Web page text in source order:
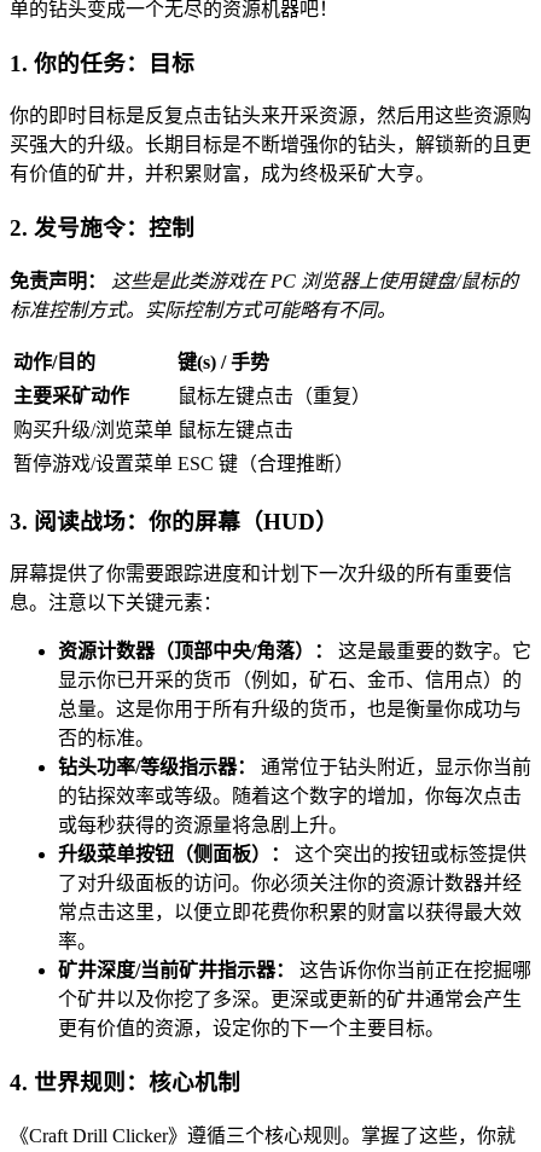
单的钻头变成一个无尽的资源机器吧！
1. 你的任务：目标
你的即时目标是反复点击钻头来开采资源，然后用这些资源购
买强大的升级。长期目标是不断增强你的钻头，解锁新的且更
有价值的矿井，并积累财富，成为终极采矿大亨。
2. 发号施令：控制
免责声明：
这些是此类游戏在 PC 浏览器上使用键盘/鼠标的
标准控制方式。实际控制方式可能略有不同。
动作/目的
键(s) / 手势
主要采矿动作
鼠标左键点击（重复）
购买升级/浏览菜单 鼠标左键点击
暂停游戏/设置菜单 ESC 键（合理推断）
3. 阅读战场：你的屏幕（HUD）
屏幕提供了你需要跟踪进度和计划下一次升级的所有重要信
息。注意以下关键元素：
资源计数器（顶部中央/角落）：
这是最重要的数字。它
显示你已开采的货币（例如，矿石、金币、信用点）的
总量。这是你用于所有升级的货币，也是衡量你成功与
否的标准。
钻头功率/等级指示器：
通常位于钻头附近，显示你当前
的钻探效率或等级。随着这个数字的增加，你每次点击
或每秒获得的资源量将急剧上升。
升级菜单按钮（侧面板）：
这个突出的按钮或标签提供
了对升级面板的访问。你必须关注你的资源计数器并经
常点击这里，以便立即花费你积累的财富以获得最大效
率。
矿井深度/当前矿井指示器：
这告诉你你当前正在挖掘哪
个矿井以及你挖了多深。更深或更新的矿井通常会产生
更有价值的资源，设定你的下一个主要目标。
4. 世界规则：核心机制
《Craft Drill Clicker》遵循三个核心规则。掌握了这些，你就